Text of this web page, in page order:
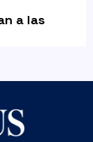
a las